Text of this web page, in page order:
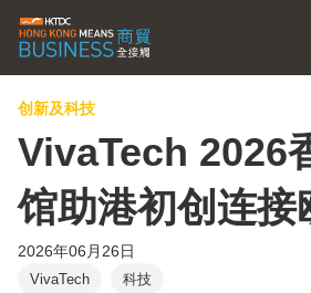
创新及科技
VivaTech 2026
馆助港初创连接
2026年06月26日
VivaTech 科技